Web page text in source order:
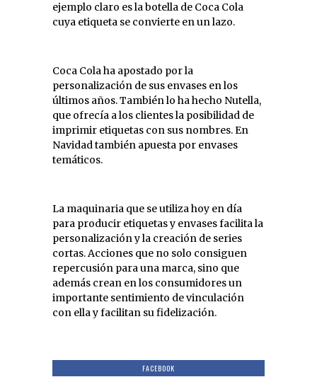
ejemplo claro es la botella de Coca Cola
cuya etiqueta se convierte en un lazo.
Coca Cola ha apostado por la
personalización de sus envases en los
últimos años. También lo ha hecho Nutella,
que ofrecía a los clientes la posibilidad de
imprimir etiquetas con sus nombres. En
Navidad también apuesta por envases
temáticos.
La maquinaria que se utiliza hoy en día
para producir etiquetas y envases facilita la
personalización y la creación de series
cortas. Acciones que no solo consiguen
repercusión para una marca, sino que
además crean en los consumidores un
importante sentimiento de vinculación
con ella y facilitan su fidelización.
FACEBOOK